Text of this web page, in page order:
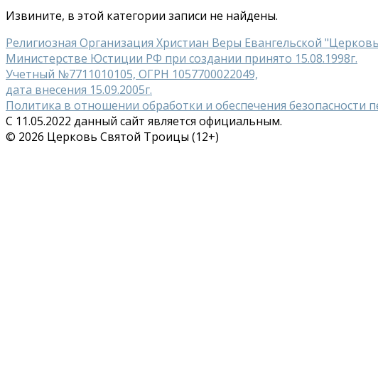
Извините, в этой категории записи не найдены.
Религиозная Организация Христиан Веры Евангельской
Министерстве Юстиции РФ при создании принято 15.08.1998г.
Учетный №7711010105, ОГРН 1057700022049,
дата внесения 15.09.2005г.
Политика в отношении обработки и обеспечения безопасности
С 11.05.2022 данный сайт является официальным.
© 2026 Церковь Святой Троицы (12+)